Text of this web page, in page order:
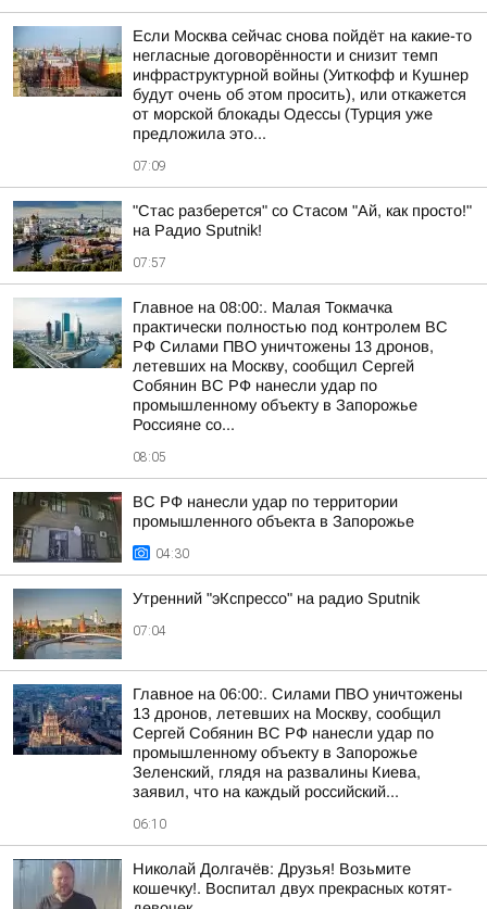
Если Москва сейчас снова пойдёт на какие-то
негласные договорённости и снизит темп
инфраструктурной войны (Уиткофф и Кушнер
будут очень об этом просить), или откажется
от морской блокады Одессы (Турция уже
предложила это...
07:09
"Стас разберется" со Стасом "Ай, как просто!"
на Радио Sputnik!
07:57
Главное на 08:00:. Малая Токмачка
практически полностью под контролем ВС
РФ Силами ПВО уничтожены 13 дронов,
летевших на Москву, сообщил Сергей
Собянин ВС РФ нанесли удар по
промышленному объекту в Запорожье
Россияне со...
08:05
ВС РФ нанесли удар по территории
промышленного объекта в Запорожье
04:30
Утренний "эКспрессо" на радио Sputnik
07:04
Главное на 06:00:. Силами ПВО уничтожены
13 дронов, летевших на Москву, сообщил
Сергей Собянин ВС РФ нанесли удар по
промышленному объекту в Запорожье
Зеленский, глядя на развалины Киева,
заявил, что на каждый российский...
06:10
Николай Долгачёв: Друзья! Возьмите
кошечку!. Воспитал двух прекрасных котят-